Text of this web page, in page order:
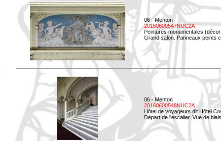
06 - Menton
20160600547NUC2A
Peintures monumentales
Grand salon. Panneaux peints
06 - Menton
20160600548NUC2A
Hôtel de voyageurs dit Hôtel
Départ de l'escalier. Vue de